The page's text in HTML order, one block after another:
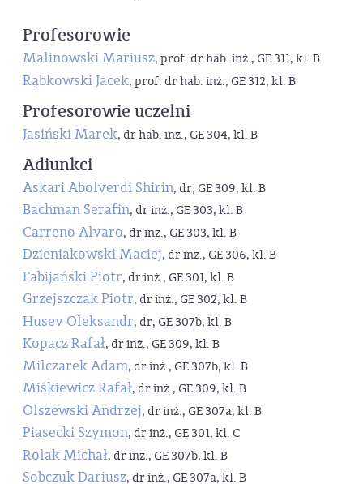
Profesorowie
Malinowski Mariusz, prof. dr hab. inż., GE 311, kl. B
Rąbkowski Jacek, prof. dr hab. inż., GE 312, kl. B
Profesorowie uczelni
Jasiński Marek, dr hab. inż., GE 304, kl. B
Adiunkci
Askari Abolverdi Shirin, dr, GE 309, kl. B
Bachman Serafin, dr inż., GE 303, kl. B
Carreno Alvaro, dr inż., GE 303, kl. B
Dzieniakowski Maciej, dr inż., GE 306, kl. B
Fabijański Piotr, dr inż., GE 301, kl. B
Grzejszczak Piotr, dr inż., GE 302, kl. B
Husev Oleksandr, dr, GE 307b, kl. B
Kopacz Rafał, dr inż., GE 309, kl. B
Milczarek Adam, dr inż., GE 307b, kl. B
Miśkiewicz Rafał, dr inż., GE 309, kl. B
Olszewski Andrzej, dr inż., GE 307a, kl. B
Piasecki Szymon, dr inż., GE 301, kl. C
Rolak Michał, dr inż., GE 307b, kl. B
Sobczuk Dariusz, dr inż., GE 307a, kl. B